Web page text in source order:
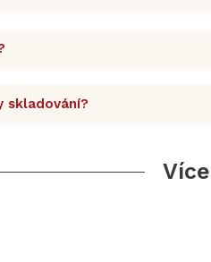
skladování?